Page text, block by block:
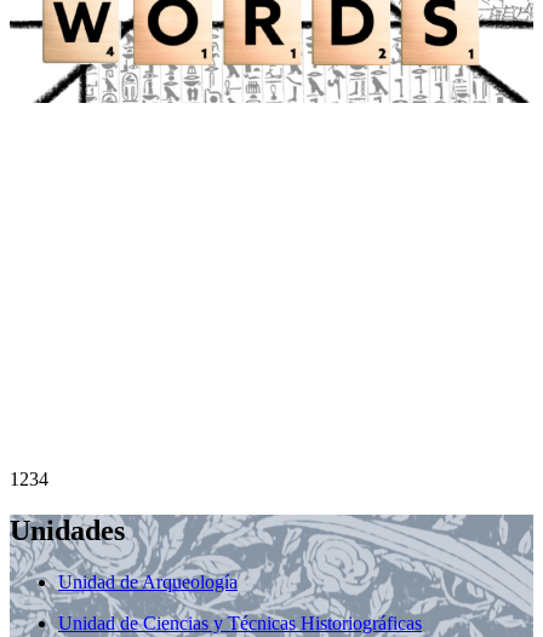
1234
Unidades
Unidad de Arqueología
Unidad de Ciencias y Técnicas Historiográficas